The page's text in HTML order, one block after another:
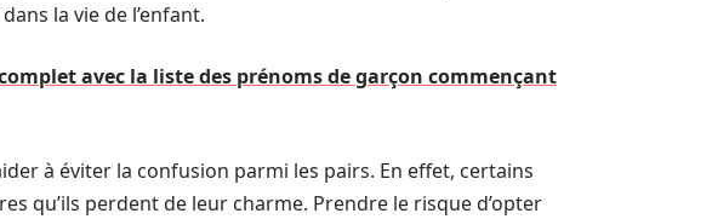
la vie de l’enfant.
avec la liste des prénoms de garçon commençant
à éviter la confusion parmi les pairs. En effet, certains
qu’ils perdent de leur charme. Prendre le risque d’opter